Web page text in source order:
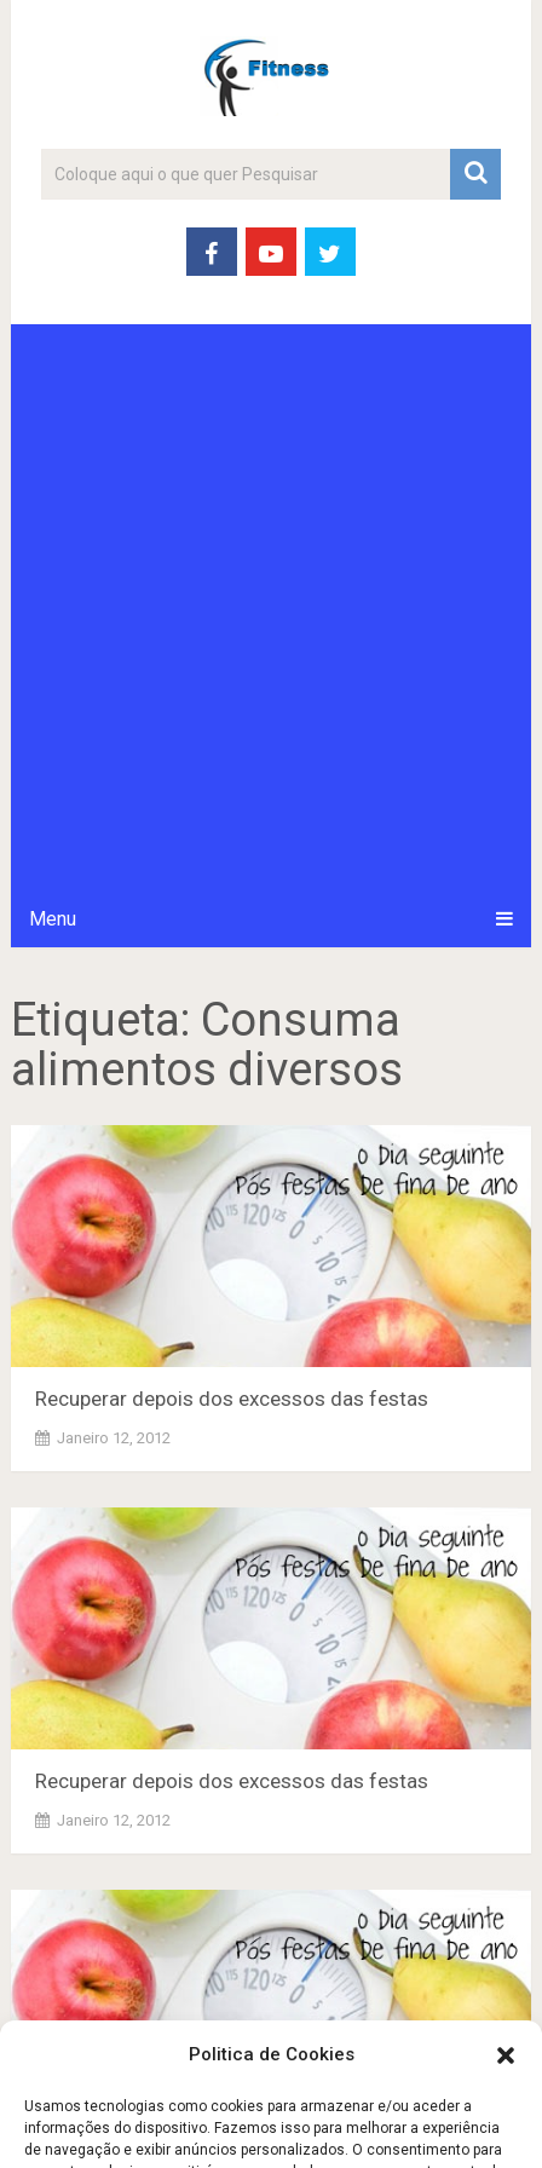
Politica de Cookies
Usamos tecnologias como cookies para armazenar e/ou aceder a
informações do dispositivo. Fazemos isso para melhorar a experiência
de navegação e exibir anúncios personalizados. O consentimento para
Menu
Etiqueta: Consuma
alimentos diversos
Recuperar depois dos excessos das festas
Janeiro 12, 2012
Recuperar depois dos excessos das festas
Janeiro 12, 2012
Recuperar depois dos excessos das festas